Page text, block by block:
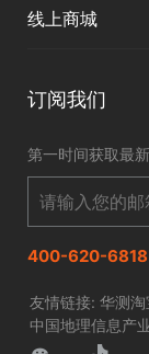
数字施工
智慧交通
智慧海洋
智慧农业
智慧林草
申请成为伙伴
线上商城
订阅我们
第一时间获取最
400-620-6818
友情链接:华测淘
中国地理信息产